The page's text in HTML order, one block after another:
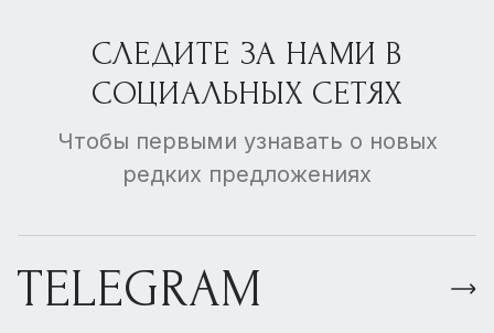
СЛЕДИТЕ ЗА НАМИ В
СОЦИАЛЬНЫХ СЕТЯХ
Чтобы первыми узнавать о новых
редких предложениях
TELEGRAM